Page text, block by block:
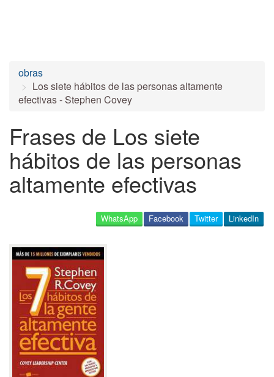
obras
Los siete hábitos de las personas altamente
efectivas - Stephen Covey
Frases de Los siete
hábitos de las personas
altamente efectivas
LinkedIn
Twitter
Facebook
WhatsApp